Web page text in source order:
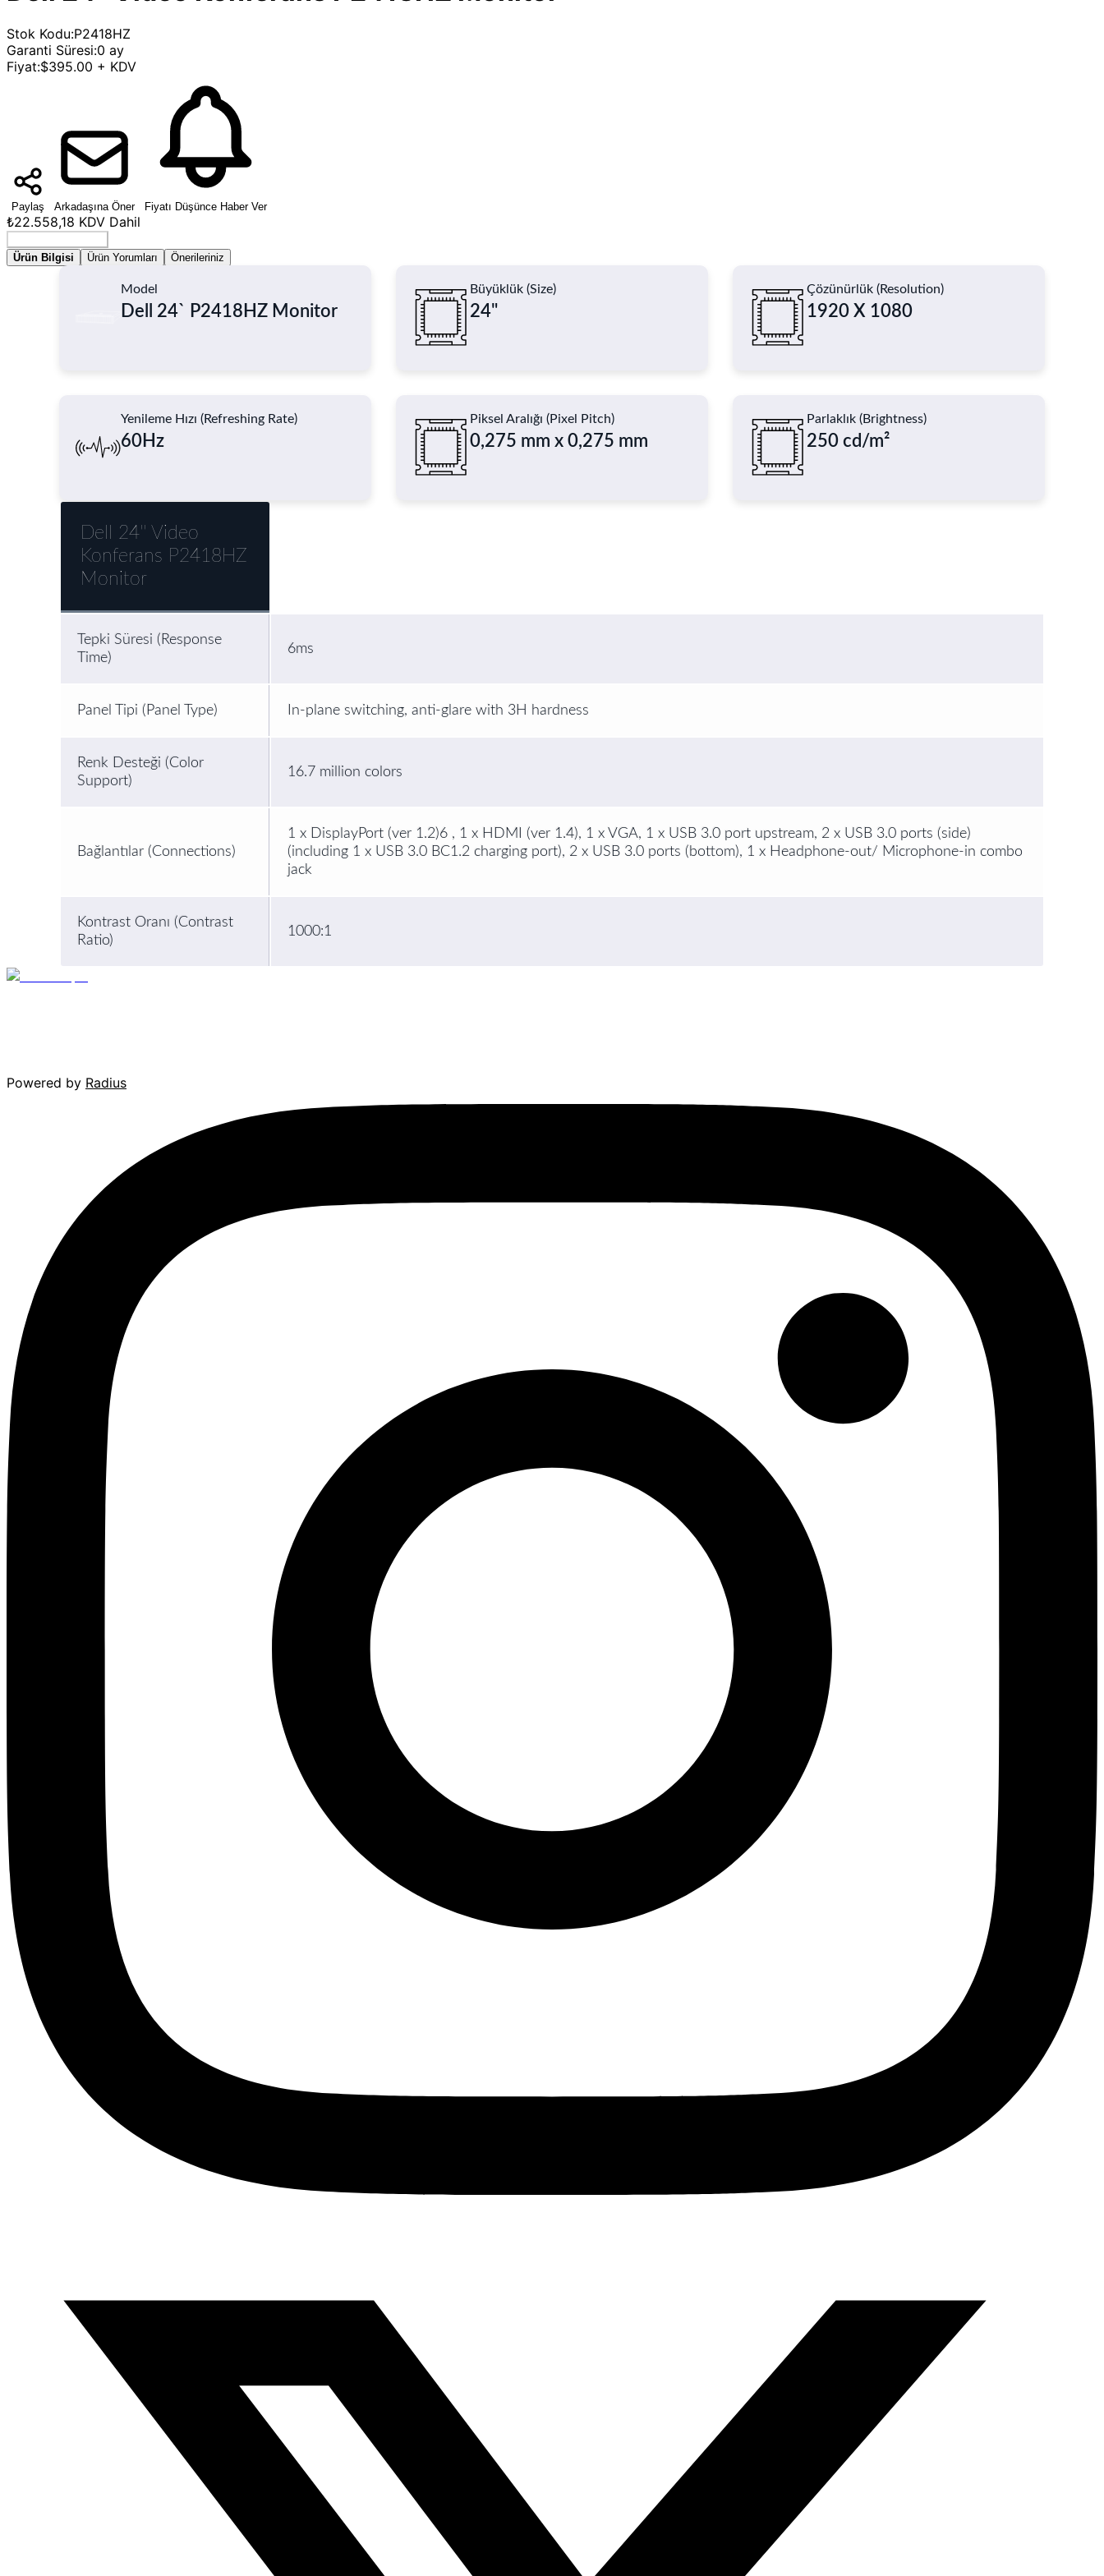
Stok Kodu:P2418HZ
Garanti Süresi:0 ay
Fiyat:$395.00 + KDV
Paylaş Arkadaşına Öner Fiyatı Düşünce Haber Ver
₺22.558,18 KDV Dahil
Ürün Bilgisi
Ürün Yorumları Önerileriniz
Model
Dell 24` P2418HZ Monitor
Büyüklük (Size)
24"
Çözünürlük (Resolution)
1920 X 1080
Yenileme Hızı (Refreshing Rate)
60Hz
Piksel Aralığı (Pixel Pitch)
0,275 mm x 0,275 mm
Parlaklık (Brightness)
250 cd/m²
Dell 24'' Video
Konferans P2418HZ
Monitor
Tepki Süresi (Response
Time)
6ms
Panel Tipi (Panel Type) In-plane switching, anti-glare with 3H hardness
Renk Desteği (Color
Support)
16.7 million colors
Bağlantılar (Connections)
1 x DisplayPort (ver 1.2)6 , 1 x HDMI (ver 1.4), 1 x VGA, 1 x USB 3.0 port upstream, 2 x USB 3.0 ports (side)
(including 1 x USB 3.0 BC1.2 charging port), 2 x USB 3.0 ports (bottom), 1 x Headphone-out/ Microphone-in combo
jack
Kontrast Oranı (Contrast
Ratio)
1000:1
Powered by Radius